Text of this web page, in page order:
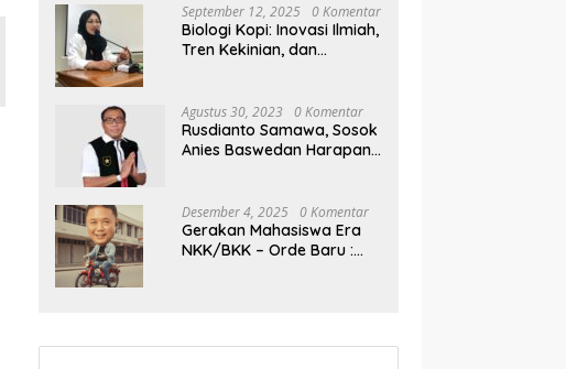
September 12, 2025 0 Komentar
Biologi Kopi: Inovasi Ilmiah,
Tren Kekinian, dan
Agraria
Agustus 30, 2023 0 Komentar
Rusdianto Samawa, Sosok
Anies Baswedan Harapan
Desember 4, 2025 0 Komentar
Gerakan Mahasiswa Era
NKK/BKK – Orde Baru :